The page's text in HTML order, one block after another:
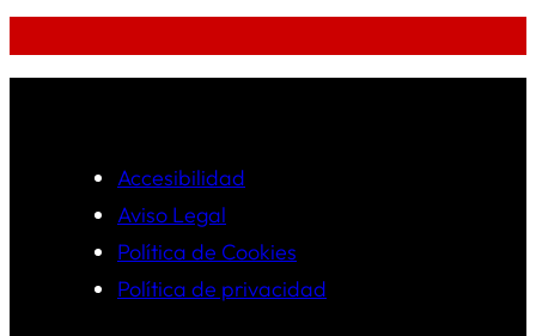
Accesibilidad
Aviso Legal
Política de Cookies
Política de privacidad